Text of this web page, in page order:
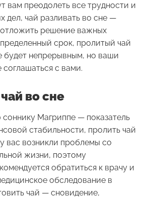
вам преодолеть все трудности и
дел, чай разливать во сне —
решение важных
срок, пролитый чай
будет непрерывным, но ваши
соглашаться с вами.
во сне
соннику Магриппе — показатель
стабильности, пролить чай
вас возникли проблемы со
жизни, поэтому
обратиться к врачу и
обследование в
чай — сновидение,